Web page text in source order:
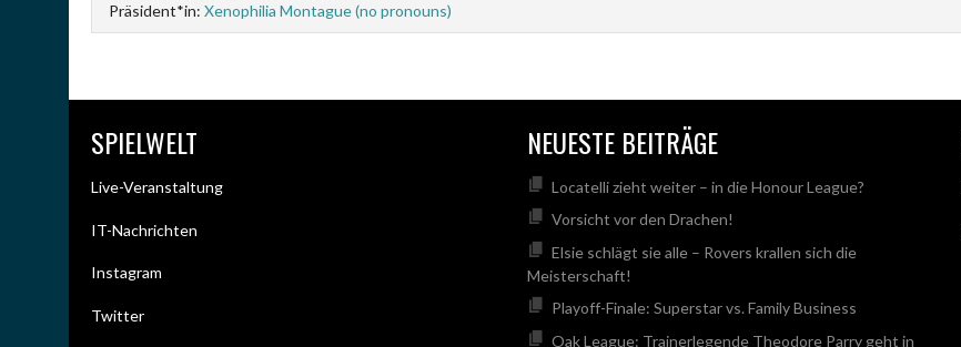
Präsident*in: Xenophilia Montague (no pronouns)
SPIELWELT
Live-Veranstaltung
IT-Nachrichten
Instagram
Twitter
NEUESTE BEITRÄGE
Locatelli zieht weiter – in die Honour League?
Vorsicht vor den Drachen!
Elsie schlägt sie alle – Rovers krallen sich die
Meisterschaft!
Playoff-Finale: Superstar vs. Family Business
Oak League: Trainerlegende Theodore Parry geht in